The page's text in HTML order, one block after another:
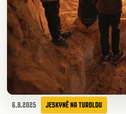
6.8.2025 JESKYNĚ NA TUROLDU